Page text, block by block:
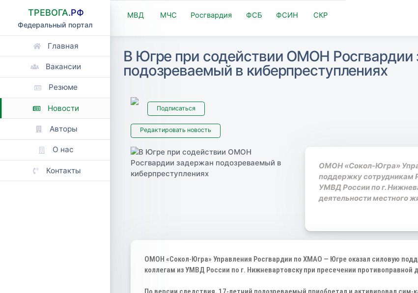
ТРЕВОГА.РФ
Федеральный портал
Главная
Вакансии
Резюме
Новости
Авторы
О нас
Контакты
МВД МЧС Росгвардия ФСБ ФСИН СКР
В Югре при содействии ОМОН Росгвардии
подозреваемый в киберпреступлениях
Подписаться
Редактировать новость
ОМОН «Сокол-Югра»
поддержку сотрудникам
УМВД России по г.
деятельности местного
ОМОН «Сокол-Югра» Управления Росгвардии по ХМАО — Югре оказал силовую
коллегам из УМВД России по г. Нижневартовску при пресечении противоправной